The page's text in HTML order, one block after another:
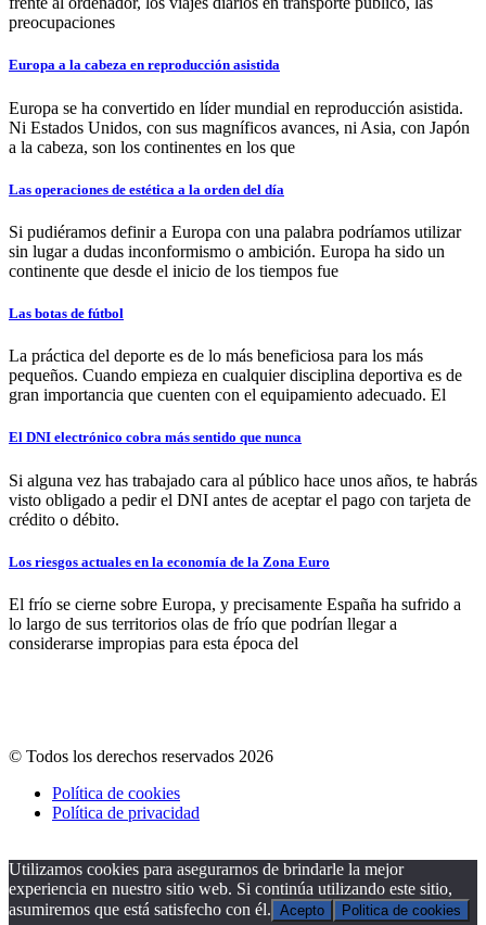
preocupaciones
Europa a la cabeza en reproducción asistida
Europa se ha convertido en líder mundial en reproducción asistida.
Ni Estados Unidos, con sus magníficos avances, ni Asia, con Japón
a la cabeza, son los continentes en los que
Las operaciones de estética a la orden del día
Si pudiéramos definir a Europa con una palabra podríamos utilizar
sin lugar a dudas inconformismo o ambición. Europa ha sido un
continente que desde el inicio de los tiempos fue
Las botas de fútbol
La práctica del deporte es de lo más beneficiosa para los más
pequeños. Cuando empieza en cualquier disciplina deportiva es de
gran importancia que cuenten con el equipamiento adecuado. El
El DNI electrónico cobra más sentido que nunca
Si alguna vez has trabajado cara al público hace unos años, te habrás
visto obligado a pedir el DNI antes de aceptar el pago con tarjeta de
crédito o débito.
Los riesgos actuales en la economía de la Zona Euro
El frío se cierne sobre Europa, y precisamente España ha sufrido a
lo largo de sus territorios olas de frío que podrían llegar a
considerarse impropias para esta época del
© Todos los derechos reservados 2026
Política de cookies
Política de privacidad
Utilizamos cookies para asegurarnos de brindarle la mejor
experiencia en nuestro sitio web. Si continúa utilizando este sitio,
asumiremos que está satisfecho con él. Acepto Politica de cookies